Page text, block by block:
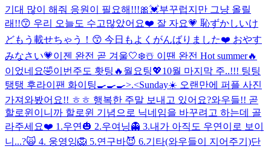
기대 많이 해줘 응원이 필요해!!!🎀💓부꾸럽지만 그냥 올릴
래!!😙 우리 오늘도 수고많았어요❤️ 잘 자요💗 恥ずかしいけ
どもう載せちゃう！😙 今日もよくがんばりました❤️ おやす
みなさい💗이젠 완전 곧 겨울🤍❄️☃️ 이땐 완전 Hot summer🔥
이었네요🤣이번주도 홧팅🔥월요팅💖10월 마지막 주..!!! 팅팅
탱탱 후라이팬 화이팅🍳🍳🍳>.<Sunday☀️ 오랜만에 퍼플 사진
가져와봤어요!! ㅎㅎ 행복한 주말 보내고 있어요?와우들!! 곧
할로윈이니까 할로윈 기념으로 닉네임을 바꾸려고 하는데 골
라주세요❤️ 1.우연🎃 2.우여닝👻 3.내가 아직도 우연이로 보이
니...?🙀 4. 웅영잉🦁 5.연구바😈 6.기타(와우들이 지어주기)단